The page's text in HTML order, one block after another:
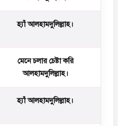
হ্যাঁ আলহামদুলিল্লাহ।
মেনে চলার চেষ্টা করি
আলহামদুলিল্লাহ।
হ্যাঁ আলহামদুলিল্লাহ।